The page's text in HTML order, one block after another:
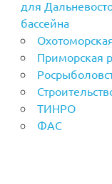
для
бассейна
Приморская
ТИНРО
ФАС